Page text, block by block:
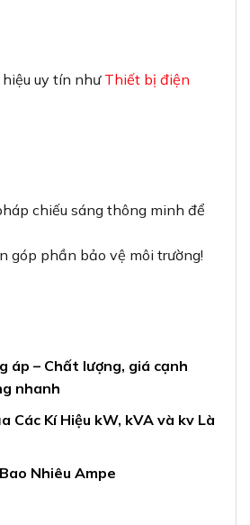
uy tín như Thiết bị điện
chiếu sáng thông minh để
góp phần bảo vệ môi trường!
áp – Chất lượng, giá cạnh
nhanh
Các Kí Hiệu kW, kVA và kv Là
Nhiêu Ampe